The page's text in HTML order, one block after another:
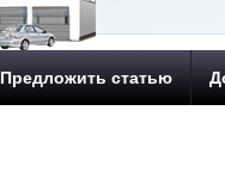
Предложить статью